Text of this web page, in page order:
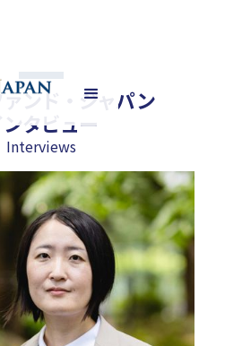
ァンド・ジャパン
タビュー
Interviews